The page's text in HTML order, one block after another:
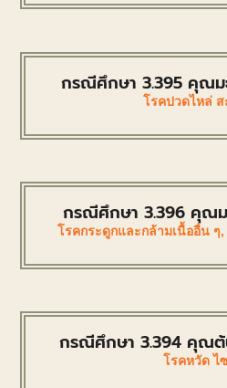
กรณีศึกษา 3.395 คุณม
โรคปวดไหล่ ส
กรณีศึกษา 3.396 คุณม
โรคกระดูกและกล้ามเนื้ออื่น ๆ,
กรณีศึกษา 3.394 คุณต้
โรคหวัด ไ